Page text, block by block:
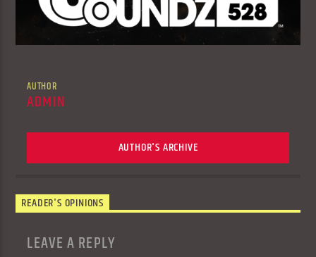
AUTHOR
ADMIN
AUTHOR'S ARCHIVE
READER'S OPINIONS
LEAVE A REPLY